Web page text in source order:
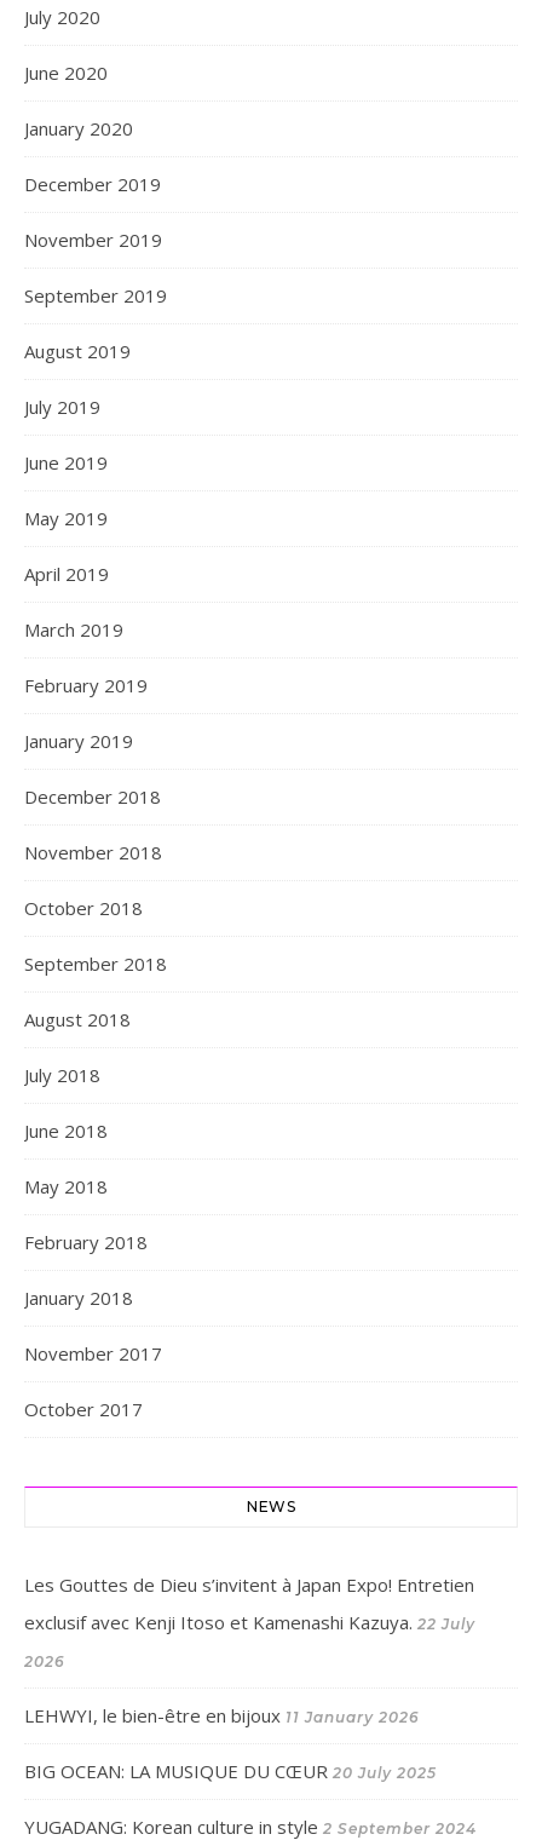
July 2020
June 2020
January 2020
December 2019
November 2019
September 2019
August 2019
July 2019
June 2019
May 2019
April 2019
March 2019
February 2019
January 2019
December 2018
November 2018
October 2018
September 2018
August 2018
July 2018
June 2018
May 2018
February 2018
January 2018
November 2017
October 2017
NEWS
Les Gouttes de Dieu s’invitent à Japan Expo! Entretien
exclusif avec Kenji Itoso et Kamenashi Kazuya. 22 July
2026
LEHWYI, le bien-être en bijoux 11 January 2026
BIG OCEAN: LA MUSIQUE DU CŒUR 20 July 2025
YUGADANG: Korean culture in style 2 September 2024